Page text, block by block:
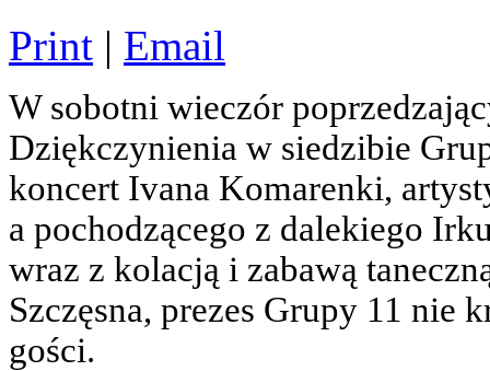
Print | Email
W sobotni wieczór
Dziękczynienia w siedzibie
koncert Ivana Komarenki,
a pochodzącego z dalekiego
wraz z kolacją i zabawą
Szczęsna, prezes Grupy 11 nie
gości.